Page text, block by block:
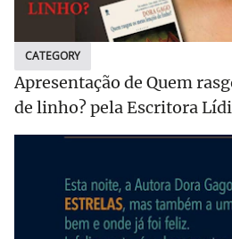
CATEGORY
Apresentação de Quem
de linho? pela Escritora
Meio-Dia, em Loulé